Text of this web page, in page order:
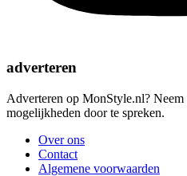
adverteren
Adverteren op MonStyle.nl? Neem
mogelijkheden door te spreken.
Over ons
Contact
Algemene voorwaarden